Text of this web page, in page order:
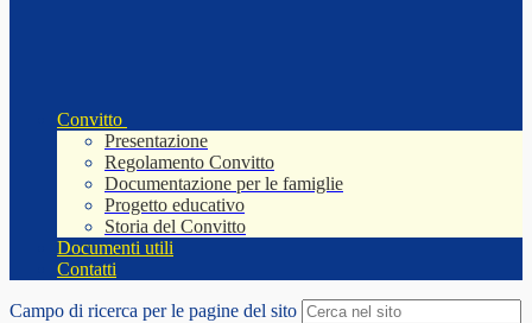
Convitto
Presentazione
Regolamento Convitto
Documentazione per le famiglie
Progetto educativo
Storia del Convitto
Documenti utili
Contatti
Campo di ricerca per le pagine del sito